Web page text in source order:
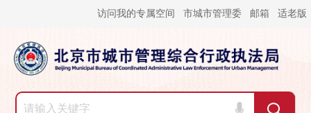
访问我的专属空间 市城市管理委 邮箱 适老版